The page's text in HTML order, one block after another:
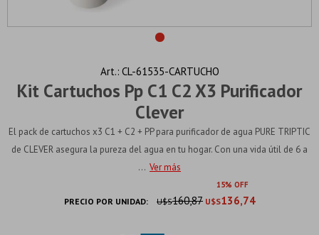
Kit Cartuchos Pp C1 C2 X3 Purificador
Clever
CL-61535-CARTUCHO
El pack de cartuchos x3 C1 + C2 + PP para purificador de agua PURE TRIPTIC
de CLEVER asegura la pureza del agua en tu hogar. Con una vida útil de 6 a
... Ver más
15
PRECIO POR UNIDAD: U$S136,74
U$S160,87